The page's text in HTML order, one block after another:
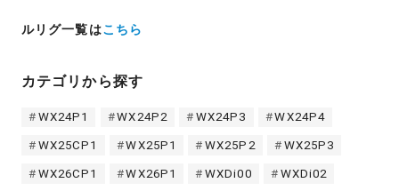
ルリグ一覧はこちら
カテゴリから探す
WX24P1 WX24P2 WX24P3 WX24P4
WX25CP1 WX25P1 WX25P2 WX25P3
WX26CP1 WX26P1 WXDi00 WXDi02